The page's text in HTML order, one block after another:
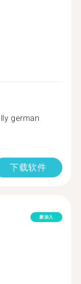
german
下载软件
新加入